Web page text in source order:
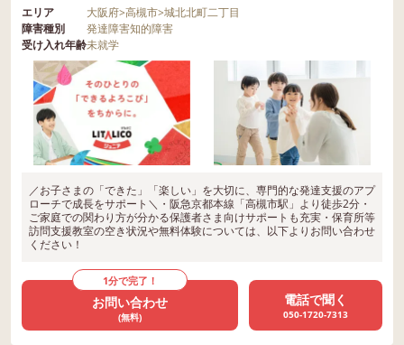
エリア 大阪府>高槻市>城北北町二丁目
障害種別
発達障害知的障害
受け入れ年齢未就学
／お子さまの「できた」「楽しい」を大切に、専門的な発達支援のアプ
ローチで成長をサポート＼・阪急京都本線「高槻市駅」より徒歩2分・
ご家庭での関わり方が分かる保護者さま向けサポートも充実・保育所等
訪問支援教室の空き状況や無料体験については、以下よりお問い合わせ
ください！
1分で完了！
お問い合わせ
(無料)
電話で聞く
050-1720-7313